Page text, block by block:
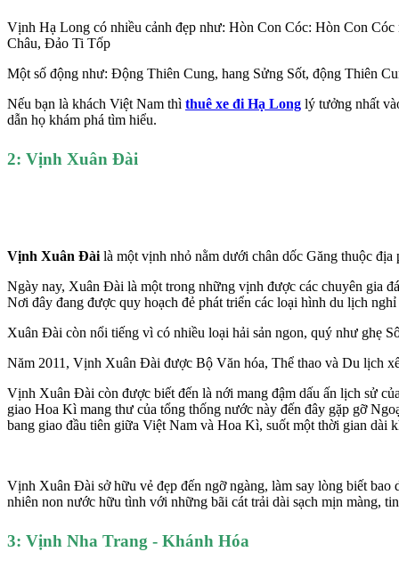
Vịnh Hạ Long có nhiều cảnh đẹp như: Hòn Con Cóc: Hòn Con
Châu, Đảo Ti Tốp
Một số động như: Động Thiên Cung, hang Sửng Sốt, động Thiên
Nếu bạn là khách Việt Nam thì thuê xe đi Hạ Long lý tưởng nhất
dẫn họ khám phá tìm hiểu.
2: Vịnh Xuân Đài
Vịnh Xuân Đài là một vịnh nhỏ nằm dưới chân dốc Găng thuộc
Ngày nay, Xuân Đài là một trong những vịnh được các chuyên gia
Nơi đây đang được quy hoạch đẻ phát triển các loại hình du lịch
Xuân Đài còn nổi tiếng vì có nhiều loại hải sản ngon, quý như ghẹ
Năm 2011, Vịnh Xuân Đài được Bộ Văn hóa, Thể thao và Du lịch
Vịnh Xuân Đài còn được biết đến là nới mang đậm dấu ấn lịch sử
giao Hoa Kì mang thư của tổng thống nước này đến đây gặp gỡ
bang giao đầu tiên giữa Việt Nam và Hoa Kì, suốt một thời gian dài
Vịnh Xuân Đài sở hữu vẻ đẹp đến ngỡ ngàng, làm say lòng biết
nhiên non nước hữu tình với những bãi cát trải dài sạch mịn màng,
3: Vịnh Nha Trang - Khánh Hóa